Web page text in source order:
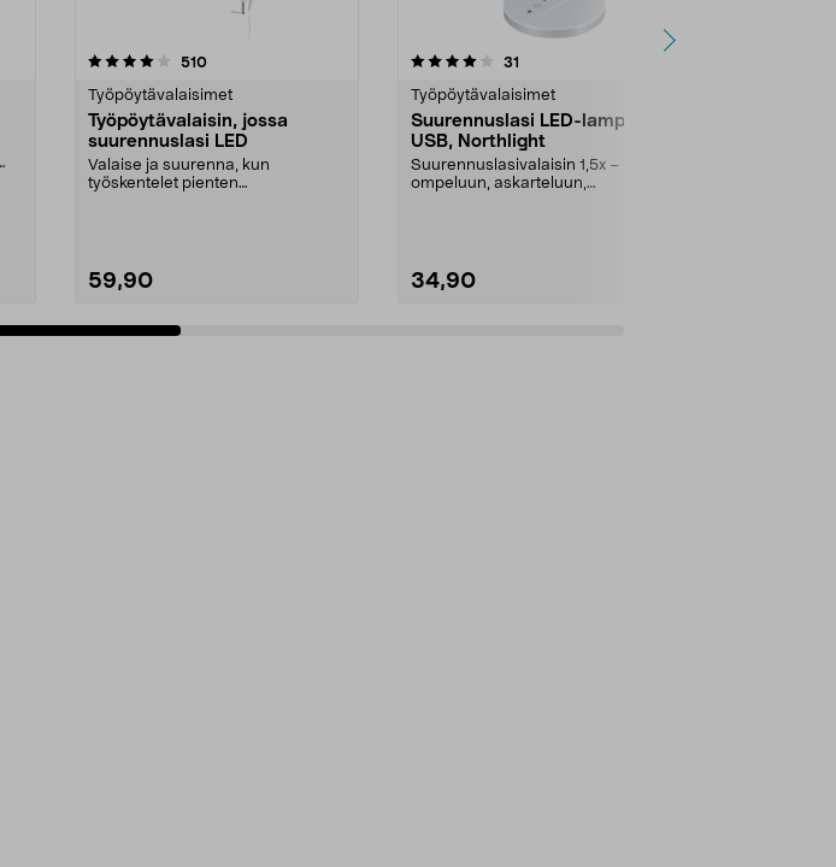
510arvostelut
Työpöytävalaisimet
Työpöytävalaisin, jossa
suurennuslasi LED
Valaise ja suurenna, kun
työskentelet pienten
59,90
4.0 viidestä
31
Työpöytävalaisimet
Suurennuslasi LED-lampulla,
USB, Northlight
Suurennuslasivalaisin 1,5x –
ompeluun, askarteluun,
34,90
3.5 viidestä